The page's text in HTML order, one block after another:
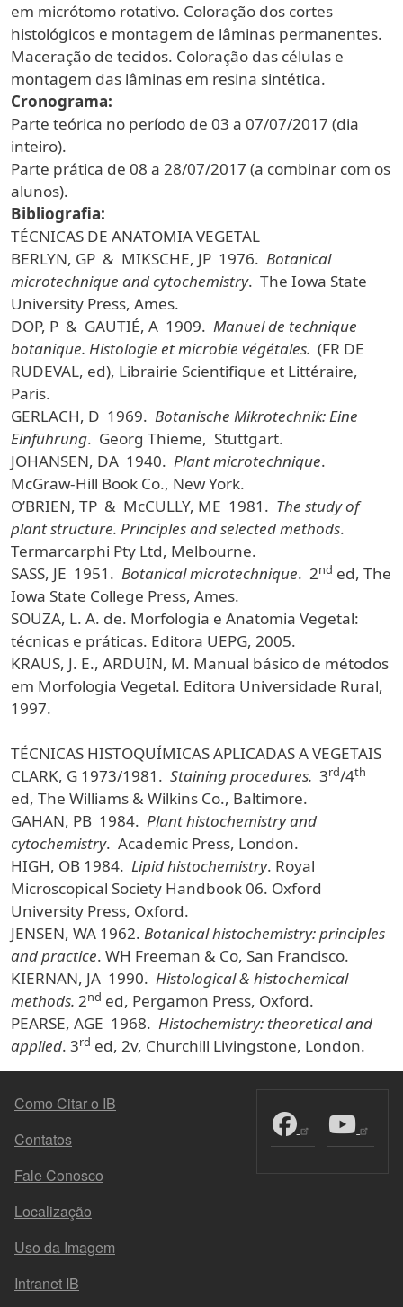
em micrótomo rotativo. Coloração dos cortes
histológicos e montagem de lâminas permanentes.
Maceração de tecidos. Coloração das células e
montagem das lâminas em resina sintética.
Cronograma:
Parte teórica no período de 03 a 07/07/2017 (dia
inteiro).
Parte prática de 08 a 28/07/2017 (a combinar com os
alunos).
Bibliografia:
TÉCNICAS DE ANATOMIA VEGETAL
BERLYN, GP & MIKSCHE, JP 1976. Botanical
microtechnique and cytochemistry. The Iowa State
University Press, Ames.
DOP, P & GAUTIÉ, A 1909. Manuel de technique
botanique. Histologie et microbie végétales. (FR DE
RUDEVAL, ed), Librairie Scientifique et Littéraire,
Paris.
GERLACH, D 1969. Botanische Mikrotechnik: Eine
Einführung. Georg Thieme, Stuttgart.
JOHANSEN, DA 1940. Plant microtechnique.
McGraw-Hill Book Co., New York.
O’BRIEN, TP & McCULLY, ME 1981. The study of
plant structure. Principles and selected methods.
Termarcarphi Pty Ltd, Melbourne.
SASS, JE 1951. Botanical microtechnique. 2nd ed, The
Iowa State College Press, Ames.
SOUZA, L. A. de. Morfologia e Anatomia Vegetal:
técnicas e práticas. Editora UEPG, 2005.
KRAUS, J. E., ARDUIN, M. Manual básico de métodos
em Morfologia Vegetal. Editora Universidade Rural,
1997.
TÉCNICAS HISTOQUÍMICAS APLICADAS A VEGETAIS
CLARK, G 1973/1981. Staining procedures. 3rd/4th
ed, The Williams & Wilkins Co., Baltimore.
GAHAN, PB 1984. Plant histochemistry and
cytochemistry. Academic Press, London.
HIGH, OB 1984. Lipid histochemistry. Royal
Microscopical Society Handbook 06. Oxford
University Press, Oxford.
JENSEN, WA 1962. Botanical histochemistry: principles
and practice. WH Freeman & Co, San Francisco.
KIERNAN, JA 1990. Histological & histochemical
methods. 2nd ed, Pergamon Press, Oxford.
PEARSE, AGE 1968. Histochemistry: theoretical and
applied. 3rd ed, 2v, Churchill Livingstone, London.
MENU DO RODAPÉ
Como Citar o IB
Contatos
Fale Conosco
Localização
Uso da Imagem
Intranet IB